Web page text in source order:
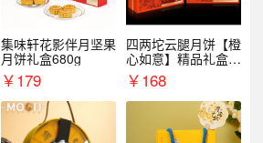
集味轩花影伴月坚果
月饼礼盒680g
￥179
四两坨云腿月饼【橙
心如意】精品礼盒4
50g/盒
￥168